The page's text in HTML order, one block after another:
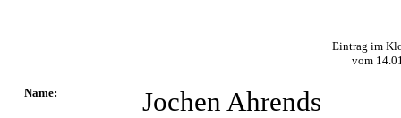
Eintrag im
vom
Name: Jochen Ahrends